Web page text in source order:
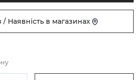
/ Наявність в магазинах